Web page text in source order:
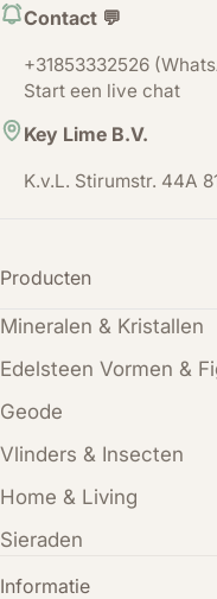
Contact 💬
+31853332526
Start een live chat
Key Lime B.V.
K.v.L. Stirumstr. 44A
Producten
Mineralen & Kristallen
Edelsteen Vormen &
Geode
Vlinders & Insecten
Home & Living
Sieraden
Informatie